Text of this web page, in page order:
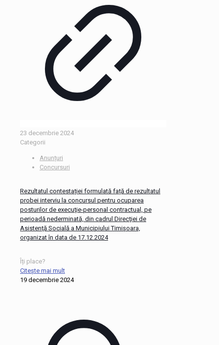
23 decembrie 2024
Categorii
Anunțuri
Concursuri
Rezultatul contestației formulată față de rezultatul
probei interviu la concursul pentru ocuparea
posturilor de execuţie-personal contractual, pe
perioadă nederminată, din cadrul Direcţiei de
Asistenţă Socială a Municipiului Timişoara,
organizat în data de 17.12.2024
Îți place?
Citește mai mult
19 decembrie 2024